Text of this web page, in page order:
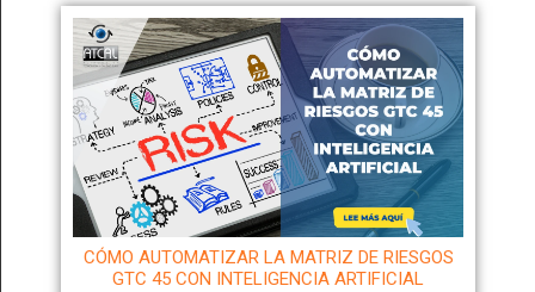
CÓMO AUTOMATIZAR LA MATRIZ DE RIESGOS
GTC 45 CON INTELIGENCIA ARTIFICIAL